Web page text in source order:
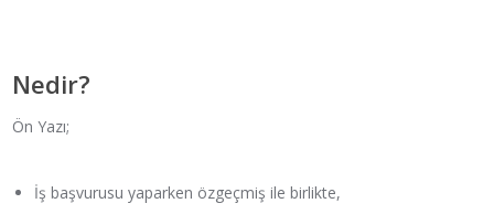
Nedir?
Ön Yazı;
İş başvurusu yaparken özgeçmiş ile birlikte,